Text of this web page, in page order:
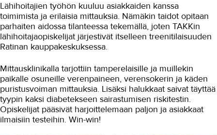
Autoala
Hydrauliikka
Kasvatus- ja ohjausala
Kauneudenhoito
Kiinteistönvälitys ja isännöinti
Lähihoitajien työhön kuuluu asiakkaiden kanssa
toimimista ja erilaisia mittauksia. Nämäkin taidot opitaan
parhaiten aidossa tilanteessa tekemällä, joten TAKKin
lähihoitajaopiskelijat järjestivät itselleen treenitilaisuuden
Ratinan kauppakeskuksessa.
Mittausklinikalla tarjottiin tamperelaisille ja muillekin
paikalle osuneille verenpaineen, verensokerin ja käden
puristusvoiman mittauksia. Lisäksi halukkaat saivat täyttää
tyypin kaksi diabetekseen sairastumisen riskitestin.
Opiskelijat pääsivät harjoittelemaan paljon ja asiakkaat
ilmaisiin testeihin. Win-win!